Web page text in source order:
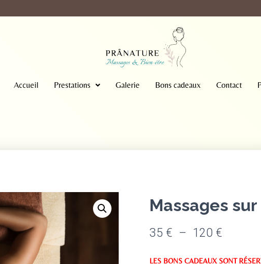
Accueil Prestations Galerie Bons cadeaux Contact
Massages
35 € – 120 €
LES BONS CADEAUX SONT